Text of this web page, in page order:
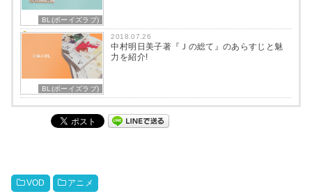
BL(ボーイズラブ)
BL(ボーイズラブ)
2018.07.26
中村明日美子著『Ｊの総て』のあらすじと魅
力を紹介!
VOD アニメ